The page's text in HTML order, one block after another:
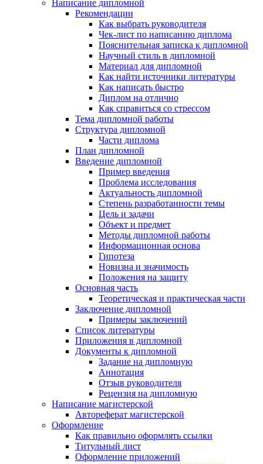
Написание дипломной
Рекомендации
Как выбрать руководителя
Чек-лист по написанию диплома
Пояснительная записка к дипломной
Научный стиль в дипломной
Материал для дипломной
Как найти источники литературы
Как написать быстро
Диплом на отлично
Как справиться со стрессом
Тема дипломной работы
Структура дипломной
Части диплома
План дипломной
Введение дипломной
Пример введения
Проблема исследования
Актуальность дипломной
Степень разработанности темы
Цель и задачи
Объект и предмет
Методы дипломной работы
Информационная основа
Гипотеза
Новизна и значимость
Положения на защиту
Основная часть
Теоретическая и практическая части
Заключение дипломной
Примеры заключений
Список литературы
Приложения в дипломной
Документы к дипломной
Задание на дипломную
Аннотация
Отзыв руководителя
Рецензия на дипломную
Написание магистерской
Автореферат магистерской
Оформление
Как правильно оформлять ссылки
Титульный лист
Оформление приложений